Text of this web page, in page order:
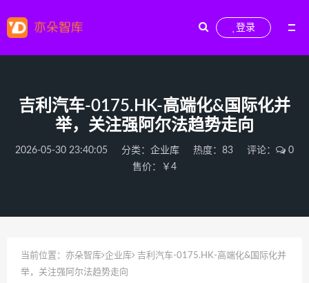
登录
吉利汽车-0175.HK-高端化&国际化并
举，关注强阿尔法趋势走向
2026-05-30 23:40:05 分类： 企业库 热度：83 评论：
0
售价：￥4
当前位置： 亦朵智库 企业库
吉利汽车-0175.HK-高端化&国际化并
举，关注强阿尔法趋势走向